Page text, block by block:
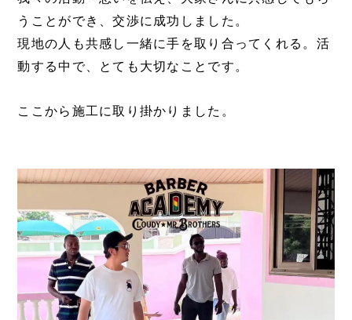
うことができ、交渉に成功しました。
現地の人も共感し一緒に手を取り合ってくれる。 活
動する中で、とても大切なことです。
ここから施工に取り掛かりました。